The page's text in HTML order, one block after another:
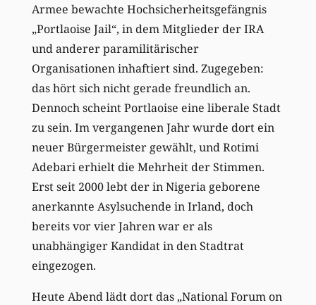
Armee bewachte Hochsicherheitsgefängnis
„Portlaoise Jail“, in dem Mitglieder der IRA
und anderer paramilitärischer
Organisationen inhaftiert sind. Zugegeben:
das hört sich nicht gerade freundlich an.
Dennoch scheint Portlaoise eine liberale Stadt
zu sein. Im vergangenen Jahr wurde dort ein
neuer Bürgermeister gewählt, und Rotimi
Adebari erhielt die Mehrheit der Stimmen.
Erst seit 2000 lebt der in Nigeria geborene
anerkannte Asylsuchende in Irland, doch
bereits vor vier Jahren war er als
unabhängiger Kandidat in den Stadtrat
eingezogen.
Heute Abend lädt dort das „National Forum on